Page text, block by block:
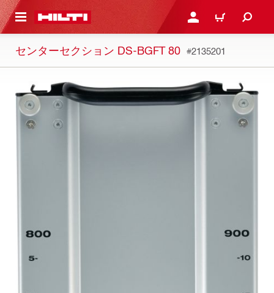
内容を表示 ログイン・新規オンライ
カート
センターセクション DS-BGFT 80 #2135201